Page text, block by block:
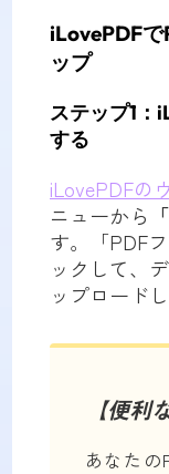
iLovePDF
ップ
ステップ1：
する
iLovePDFの
ニューから
す。「PDF
ックして、
ップロードし
【便利
あなたの